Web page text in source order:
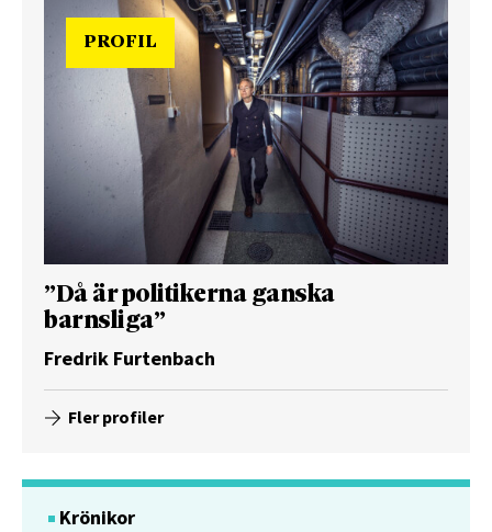
PROFIL
”Då är politikerna ganska
barnsliga”
Fredrik Furtenbach
Fler profiler
Krönikor